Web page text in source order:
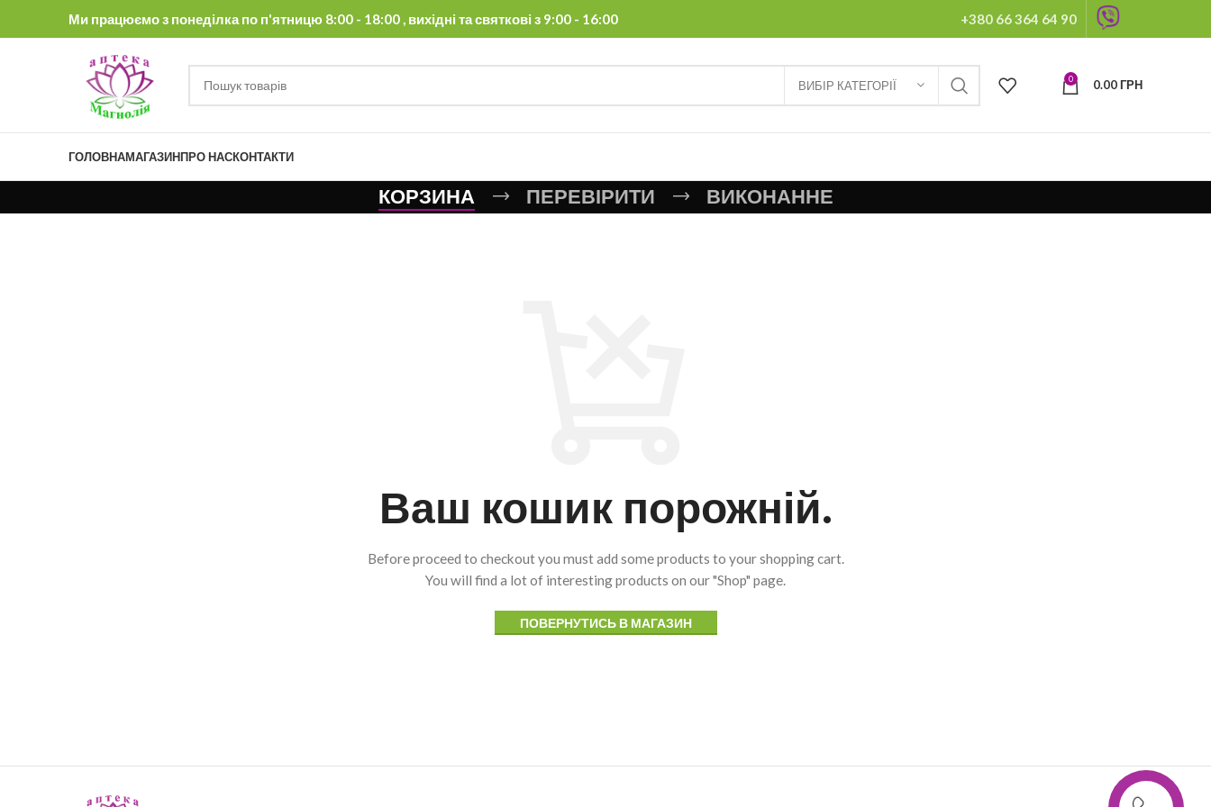
Ми працюємо з понеділка по п'ятницю 8:00 - 18:00 , вихідні та святкові з 9:00 - 16:00 +380 66 364 64 90
ВИБІР КАТЕГОРІЇ 0 0.00ГРН
ГОЛОВНАМАГАЗИНПРО НАСКОНТАКТИ
КОРЗИНА ПЕРЕВІРИТИ ВИКОНАННЕ
Ваш кошик порожній.
Before proceed to checkout you must add some products to your shopping cart.
You will find a lot of interesting products on our "Shop" page.
ПОВЕРНУТИСЬ В МАГАЗИН